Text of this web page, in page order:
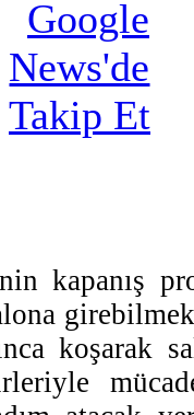
kapanış
koşarak